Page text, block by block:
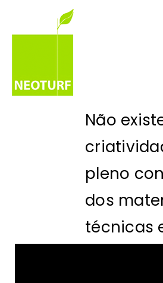
Não
pleno
dos
técnicas